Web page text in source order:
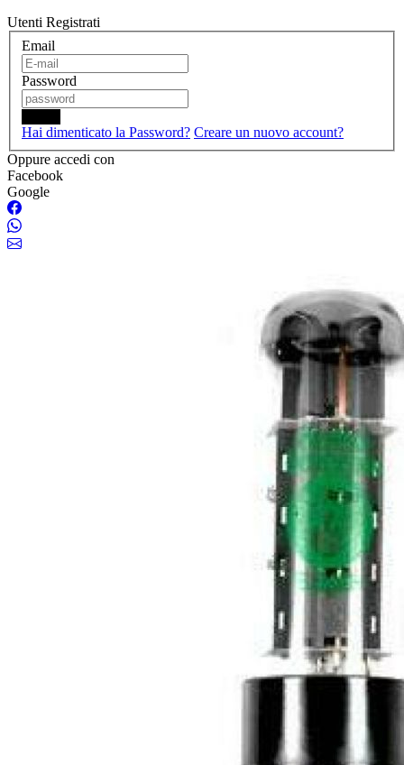
Utenti Registrati
Email
Password
Hai dimenticato la Password? Creare un nuovo account?
Oppure accedi con
Facebook
Google